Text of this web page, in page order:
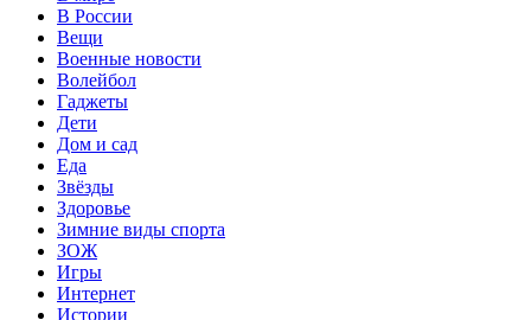
В России
Вещи
Военные новости
Волейбол
Гаджеты
Дети
Дом и сад
Еда
Звёзды
Здоровье
Зимние виды спорта
ЗОЖ
Игры
Интернет
Истории